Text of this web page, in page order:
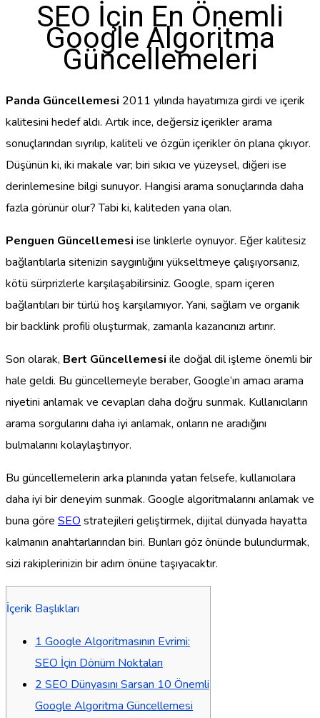
SEO İçin En Önemli
Google Algoritma
Güncellemeleri
Panda Güncellemesi 2011 yılında hayatımıza girdi ve içerik
kalitesini hedef aldı. Artık ince, değersiz içerikler arama
sonuçlarından sıyrılıp, kaliteli ve özgün içerikler ön plana çıkıyor.
Düşünün ki, iki makale var; biri sıkıcı ve yüzeysel, diğeri ise
derinlemesine bilgi sunuyor. Hangisi arama sonuçlarında daha
fazla görünür olur? Tabi ki, kaliteden yana olan.
Penguen Güncellemesi ise linklerle oynuyor. Eğer kalitesiz
bağlantılarla sitenizin saygınlığını yükseltmeye çalışıyorsanız,
kötü sürprizlerle karşılaşabilirsiniz. Google, spam içeren
bağlantıları bir türlü hoş karşılamıyor. Yani, sağlam ve organik
bir backlink profili oluşturmak, zamanla kazancınızı artırır.
Son olarak, Bert Güncellemesi ile doğal dil işleme önemli bir
hale geldi. Bu güncellemeyle beraber, Google’ın amacı arama
niyetini anlamak ve cevapları daha doğru sunmak. Kullanıcıların
arama sorgularını daha iyi anlamak, onların ne aradığını
bulmalarını kolaylaştırıyor.
Bu güncellemelerin arka planında yatan felsefe, kullanıcılara
daha iyi bir deneyim sunmak. Google algoritmalarını anlamak ve
buna göre SEO stratejileri geliştirmek, dijital dünyada hayatta
kalmanın anahtarlarından biri. Bunları göz önünde bulundurmak,
sizi rakiplerinizin bir adım önüne taşıyacaktır.
İçerik Başlıkları
1 Google Algoritmasının Evrimi:
SEO İçin Dönüm Noktaları
2 SEO Dünyasını Sarsan 10 Önemli
Google Algoritma Güncellemesi